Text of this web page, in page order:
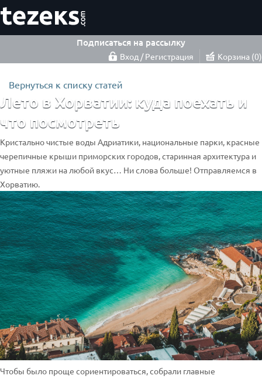
Подписаться на рассылку
Вход / Регистрация Корзина 0
Вернуться к списку статей
Лето в Хорватии: куда поехать и
что посмотреть
Кристально чистые воды Адриатики, национальные парки, красные
черепичные крыши приморских городов, старинная архитектура и
уютные пляжи на любой вкус… Ни слова больше! Отправляемся в
Хорватию.
Чтобы было проще сориентироваться, собрали главные